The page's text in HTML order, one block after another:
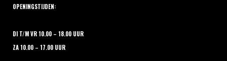
OPENINGSTIJDEN:
DI T/M VR 10.00 – 18.00 UUR
ZA 10.00 – 17.00 UUR